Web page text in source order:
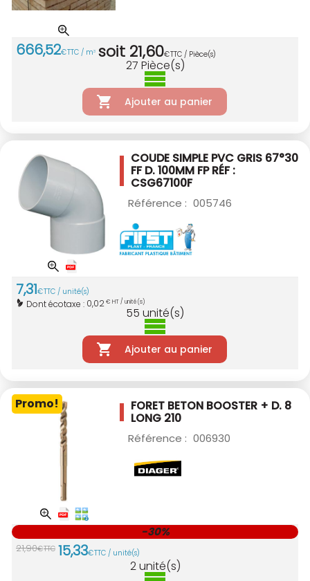
666,52€TTC / m3 soit 21,60€TTC / Pièce(s)
27 Pièce(s)
Ajouter au panier
COUDE SIMPLE PVC GRIS 67°30
FF D. 100MM FP RÉF :
CSG67100F
Référence : 005746
7,31€TTC / unité(s)
Dont écotaxe : 0,02€ HT / unité(s)
55 unité(s)
Ajouter au panier
Promo! FORET BETON BOOSTER + D. 8
LONG 210
Référence : 006930
21,90€TTC 15,33€TTC / unité(s)
-30%
2unité(s)